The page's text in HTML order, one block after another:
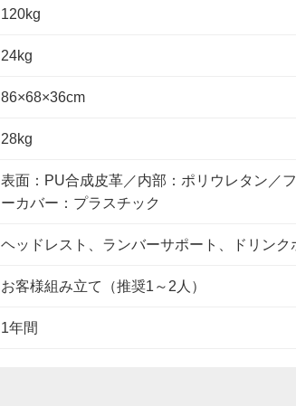
120kg
24kg
86×68×36cm
28kg
表面：PU合成皮革／内部：ポリウレタン／
ーカバー：プラスチック
ヘッドレスト、ランバーサポート、ドリン
お客様組み立て（推奨1～2人）
1年間